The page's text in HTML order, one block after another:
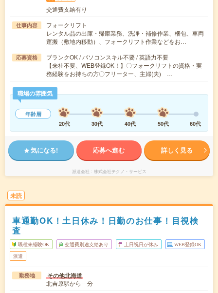
交通費支給有り
仕事内容
フォークリフト
レンタル品の出庫・帰庫業務、洗浄・補修作業、梱包、車両
運搬（敷地内移動）、フォークリフト作業などをお…
応募資格
ブランクOK / パソコンスキル不要 / 英語力不要
【来社不要、WEB登録OK！】〇フォークリフトの資格・実
務経験をお持ちの方〇フリーター、主婦(夫) …
職場の雰囲気
年齢層
20代
30代 40代 50代 60代
気になる! 応募へ進む 詳しく見る
派遣会社 株式会社テクノ・サービス
未読
車通勤OK！土日休み！日勤のお仕事！目視検
査
職種未経験OK 交通費別途支給あり 土日祝日が休み WEB登録OK
派遣
勤務地 その他北海道
北吉原駅から---分